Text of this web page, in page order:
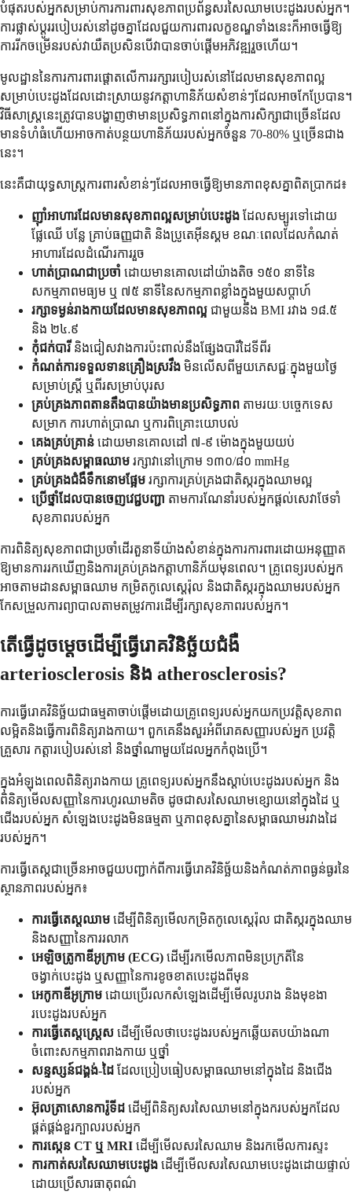
បំផុតរបស់អ្នកសម្រាប់ការការពារសុខភាពប្រព័ន្ធសរសៃឈាមបេះដូងរបស់អ្នក។
ការផ្លាស់ប្តូររបៀបរស់នៅដូចគ្នាដែលជួយការពារលក្ខខណ្ឌទាំងនេះក៏អាចធ្វើឱ្យ
ការរីកចម្រើនរបស់វាយឺតប្រសិនបើវាបានចាប់ផ្តើមអភិវឌ្ឍរួចហើយ។
មូលដ្ឋាននៃការការពារផ្តោតលើការរក្សារបៀបរស់នៅដែលមានសុខភាពល្អ
សម្រាប់បេះដូងដែលដោះស្រាយនូវកត្តាហានិភ័យសំខាន់ៗដែលអាចកែប្រែបាន។
វិធីសាស្រ្តនេះត្រូវបានបង្ហាញថាមានប្រសិទ្ធភាពនៅក្នុងការសិក្សាជាច្រើនដែល
មានទំហំធំហើយអាចកាត់បន្ថយហានិភ័យរបស់អ្នកចំនួន 70-80% ឬច្រើនជាង
នេះ។
នេះគឺជាយុទ្ធសាស្ត្រការពារសំខាន់ៗដែលអាចធ្វើឱ្យមានភាពខុសគ្នាពិតប្រាកដ៖
ញ៉ាំអាហារដែលមានសុខភាពល្អសម្រាប់បេះដូង ដែលសម្បូរទៅដោយ
ផ្លែឈើ បន្លែ គ្រាប់ធញ្ញជាតិ និងប្រូតេអ៊ីនស្គម ខណៈពេលដែលកំណត់
អាហារដែលដំណើរការរួច
ហាត់ប្រាណជាប្រចាំ ដោយមានគោលដៅយ៉ាងតិច ១៥០ នាទីនៃ
សកម្មភាពមធ្យម ឬ ៧៥ នាទីនៃសកម្មភាពខ្លាំងក្នុងមួយសប្តាហ៍
រក្សាទម្ងន់រាងកាយដែលមានសុខភាពល្អ ជាមួយនឹង BMI រវាង ១៨.៥
និង ២៤.៩
កុំជក់បារីនិងជៀសវាងការប៉ះពាល់នឹងផ្សែងបារីដៃទីពីរ
កំណត់ការទទួលទានគ្រឿងស្រវឹង មិនលើសពីមួយភេសជ្ជៈក្នុងមួយថ្ងៃ
សម្រាប់ស្ត្រី ឬពីរសម្រាប់បុរស
គ្រប់គ្រងភាពតានតឹងបានយ៉ាងមានប្រសិទ្ធភាព តាមរយៈបច្ចេកទេស
សម្រាក ការហាត់ប្រាណ ឬការពិគ្រោះយោបល់
គេងគ្រប់គ្រាន់ ដោយមានគោលដៅ ៧-៩ ម៉ោងក្នុងមួយយប់
គ្រប់គ្រងសម្ពាធឈាម រក្សាវានៅក្រោម ១៣០/៨០ mmHg
គ្រប់គ្រងជំងឺទឹកនោមផ្អែម រក្សាការគ្រប់គ្រងជាតិស្ករក្នុងឈាមល្អ
ប្រើថ្នាំដែលបានចេញវេជ្ជបញ្ជា តាមការណែនាំរបស់អ្នកផ្តល់សេវាថែទាំ
សុខភាពរបស់អ្នក
ការពិនិត្យសុខភាពជាប្រចាំដើរតួនាទីយ៉ាងសំខាន់ក្នុងការការពារដោយអនុញ្ញាត
ឱ្យមានការរកឃើញនិងការគ្រប់គ្រងកត្តាហានិភ័យមុនពេល។ គ្រូពេទ្យរបស់អ្នក
អាចតាមដានសម្ពាធឈាម កម្រិតកូលេស្តេរ៉ុល និងជាតិស្ករក្នុងឈាមរបស់អ្នក
កែសម្រួលការព្យាបាលតាមតម្រូវការដើម្បីរក្សាសុខភាពរបស់អ្នក។
តើធ្វើដូចម្តេចដើម្បីធ្វើរោគវិនិច្ឆ័យជំងឺ
arteriosclerosis និង atherosclerosis?
ការធ្វើរោគវិនិច្ឆ័យជាធម្មតាចាប់ផ្តើមដោយគ្រូពេទ្យរបស់អ្នកយកប្រវត្តិសុខភាព
លម្អិតនិងធ្វើការពិនិត្យរាងកាយ។ ពួកគេនឹងសួរអំពីរោគសញ្ញារបស់អ្នក ប្រវត្តិ
គ្រួសារ កត្តារបៀបរស់នៅ និងថ្នាំណាមួយដែលអ្នកកំពុងប្រើ។
ក្នុងអំឡុងពេលពិនិត្យរាងកាយ គ្រូពេទ្យរបស់អ្នកនឹងស្តាប់បេះដូងរបស់អ្នក និង
ពិនិត្យមើលសញ្ញានៃការហូរឈាមតិច ដូចជាសរសៃឈាមខ្សោយនៅក្នុងដៃ ឬ
ជើងរបស់អ្នក សំឡេងបេះដូងមិនធម្មតា ឬភាពខុសគ្នានៃសម្ពាធឈាមរវាងដៃ
របស់អ្នក។
ការធ្វើតេស្តជាច្រើនអាចជួយបញ្ជាក់ពីការធ្វើរោគវិនិច្ឆ័យនិងកំណត់ភាពធ្ងន់ធ្ងរនៃ
ស្ថានភាពរបស់អ្នក៖
ការធ្វើតេស្តឈាម ដើម្បីពិនិត្យមើលកម្រិតកូលេស្តេរ៉ុល ជាតិស្ករក្នុងឈាម
និងសញ្ញានៃការរលាក
អេឡិចត្រូកាឌីអូក្រាម (ECG) ដើម្បីរកមើលភាពមិនប្រក្រតីនៃ
ចង្វាក់បេះដូង ឬសញ្ញានៃការខូចខាតបេះដូងពីមុន
អេកូកាឌីអូក្រាម ដោយប្រើរលកសំឡេងដើម្បីមើលរូបរាង និងមុខងា
របេះដូងរបស់អ្នក
ការធ្វើតេស្តស្ត្រេស ដើម្បីមើលថាបេះដូងរបស់អ្នកឆ្លើយតបយ៉ាងណា
ចំពោះសកម្មភាពរាងកាយ ឬថ្នាំ
សន្ទស្សន៍ជង្គង់-ដៃ ដែលប្រៀបធៀបសម្ពាធឈាមនៅក្នុងដៃ និងជើង
របស់អ្នក
អ៊ុលត្រាសោនការ៉ូទីដ ដើម្បីពិនិត្យសរសៃឈាមនៅក្នុងករបស់អ្នកដែល
ផ្គត់ផ្គង់ខួរក្បាលរបស់អ្នក
ការស្កេន CT ឬ MRI ដើម្បីមើលសរសៃឈាម និងរកមើលការស្ទះ
ការកាត់សរសៃឈាមបេះដូង ដើម្បីមើលសរសៃឈាមបេះដូងដោយផ្ទាល់
ដោយប្រើសារធាតុពណ៌